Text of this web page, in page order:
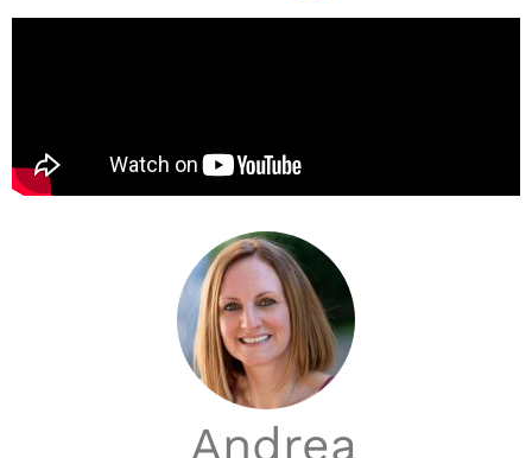
Andrea